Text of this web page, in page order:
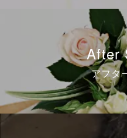
After
アフタ